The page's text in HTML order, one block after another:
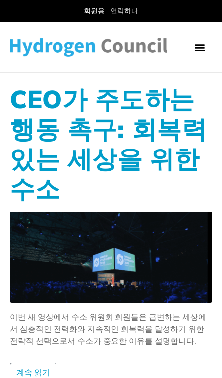
회원용 연락하다
CEO가 주도하는
행동 촉구: 회복력
있는 세상을 위한
수소
이번 새 영상에서 수소 위원회 회원들은 급변하는 세상에
서 심층적인 전력화와 지속적인 회복력을 달성하기 위한
전략적 선택으로서 수소가 중요한 이유를 설명합니다.
계속 읽기